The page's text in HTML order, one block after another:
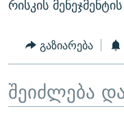
რისკის
გაზიარება
შეიძლება